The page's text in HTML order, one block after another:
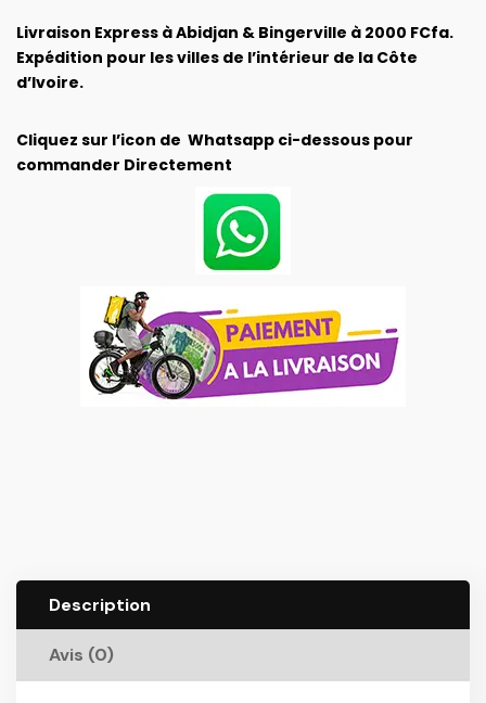
Livraison Express à Abidjan & Bingerville à 2000 FCfa.
Expédition pour les villes de l’intérieur de la Côte
d’Ivoire.
Cliquez sur l’icon de Whatsapp ci-dessous pour
commander Directement
Description
Avis (0)